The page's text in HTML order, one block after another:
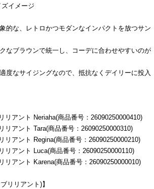
イメージ
的な、レトロかつモダンなインパクトを放つサン
なブラウンで統一し、コーデに合わせやすいのが
度なサイジングなので、抵抗なくデイリーに投入
リアント Neriaha(商品番号：26090250000410)
リアント Tara(商品番号：26090250000310)
リアント Regina(商品番号：26090250000210)
リアント Luca(商品番号：26090250000110)
リアント Karena(商品番号：26090250000010)
リリアント)】